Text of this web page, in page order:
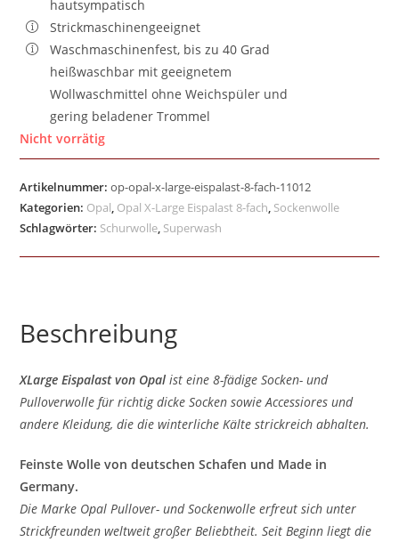
hautsympatisch
Strickmaschinengeeignet
Waschmaschinenfest, bis zu 40 Grad
heißwaschbar mit geeignetem
Wollwaschmittel ohne Weichspüler und
gering beladener Trommel
Nicht vorrätig
Artikelnummer:op-opal-x-large-eispalast-8-fach-11012
Kategorien: Opal, Opal X-Large Eispalast 8-fach, Sockenwolle
Schlagwörter: Schurwolle, Superwash
Beschreibung
XLarge Eispalast von Opal ist eine 8-fädige Socken- und
Pulloverwolle für richtig dicke Socken sowie Accessiores und
andere Kleidung, die die winterliche Kälte strickreich abhalten.
Feinste Wolle von deutschen Schafen und Made in
Germany.
Die Marke Opal Pullover- und Sockenwolle erfreut sich unter
Strickfreunden weltweit großer Beliebtheit. Seit Beginn liegt die